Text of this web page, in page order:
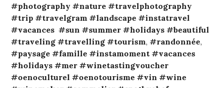
#photography #nature #travelphotography
#trip #travelgram #landscape #instatravel
#vacances #sun #summer #holidays #beautiful
#traveling #travelling #tourism,#randonnée,
#paysage #famille #instamoment #vacances
#holidays #mer #winetastingvoucher
#oenoculturel #oenotourisme #vin #wine